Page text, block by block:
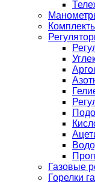
Газовые
Горелки